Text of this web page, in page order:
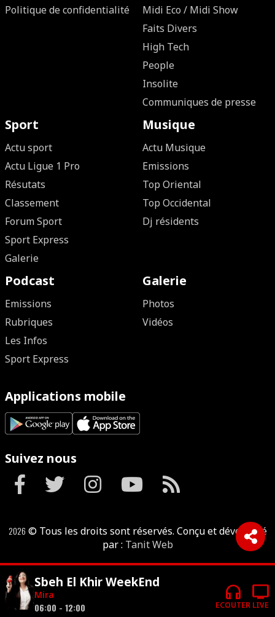
Politique de confidentialité
Midi Eco / Midi Show
Faits Divers
High Tech
People
Insolite
Communiques de presse
Sport
Actu sport
Actu Ligue 1 Pro
Résutats
Classement
Forum Sport
Sport Express
Galerie
Musique
Actu Musique
Emissions
Top Oriental
Top Occidental
Dj résidents
Podcast
Emissions
Rubriques
Les Infos
Sport Express
Galerie
Photos
Vidéos
Applications mobile
Suivez nous
2026 © Tous les droits sont réservés. Conçu et développé
par : Tanit Web
Sbeh El Khir WeekEnd
Mira
06:00 - 12:00
headphones
ECOUTER
tv
LIVE